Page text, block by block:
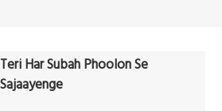
Teri Har Subah Phoolon Se
Sajaayenge